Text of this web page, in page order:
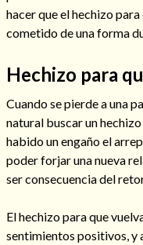
Endulzamiento
hacer que el hechizo
cometido de una forma
Hechizo para
Cuando se pierde a una
natural buscar un
habido un engaño el
poder forjar una nueva
ser consecuencia del
El hechizo para que
sentimientos positivos, y